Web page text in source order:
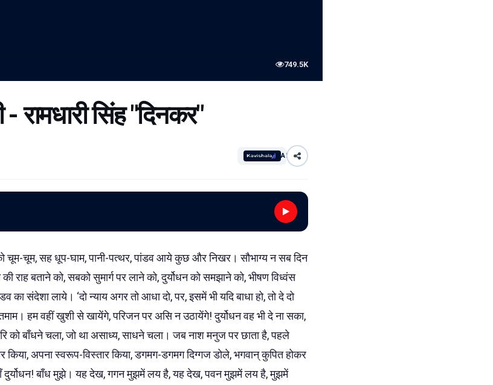
749.5K
रामधारी सिंह "दिनकर"
AI
को चूम-चूम, सह धूप-घाम, पानी-पत्थर, पांडव आये कुछ और निखर। सौभाग्य न सब दिन
राह बताने को, सबको सुमार्ग पर लाने को, दुर्योधन को समझाने को, भीषण विध्वंस
का संदेशा लाये। ‘दो न्याय अगर तो आधा दो, पर, इसमें भी यदि बाधा हो, तो दे दो
हम वहीं खुशी से खायेंगे, परिजन पर असि न उठायेंगे! दुर्योधन वह भी दे ना सका,
को बाँधने चला, जो था असाध्य, साधने चला। जब नाश मनुज पर छाता है, पहले
किया, अपना स्वरूप-विस्तार किया, डगमग-डगमग दिग्गज डोले, भगवान् कुपित होकर
दुर्योधन! बाँध मुझे। यह देख, गगन मुझमें लय है, यह देख, पवन मुझमें लय है, मुझमें